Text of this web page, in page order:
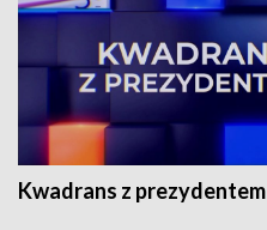
Kwadrans z prezydentem